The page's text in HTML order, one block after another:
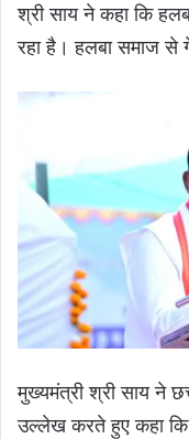
श्री साय ने कहा कि
रहा है। हलबा समाज से
मुख्यमंत्री श्री साय ने
उल्लेख करते हुए कहा